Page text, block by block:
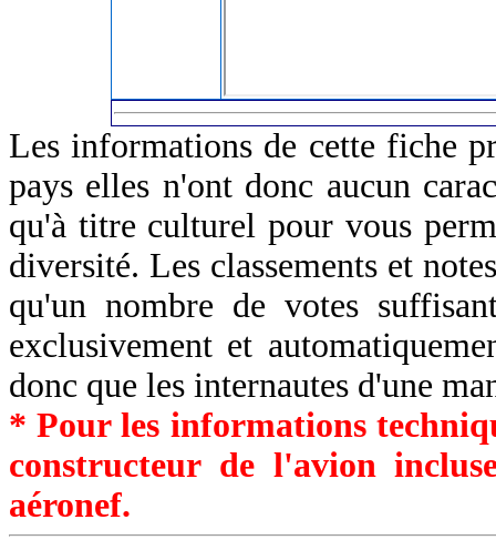
Les informations de cette fiche
pays elles n'ont donc aucun
qu'à titre culturel pour vous
diversité. Les classements et
qu'un nombre de votes
exclusivement et
donc que les internautes d'une
* Pour les informations
constructeur de l'avion
aéronef.